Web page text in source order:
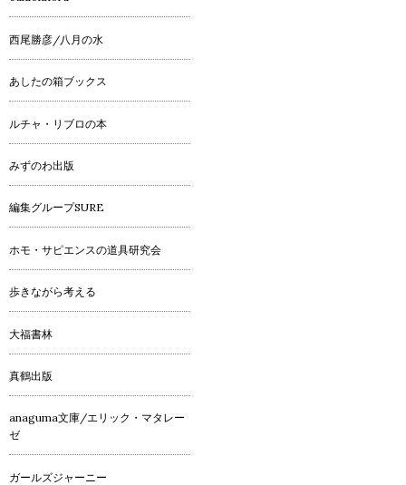
西尾勝彦/八月の水
あしたの箱ブックス
ルチャ・リブロの本
みずのわ出版
編集グループSURE
ホモ・サピエンスの道具研究会
歩きながら考える
大福書林
真鶴出版
anaguma文庫/エリック・マタレー
ゼ
ガールズジャーニー